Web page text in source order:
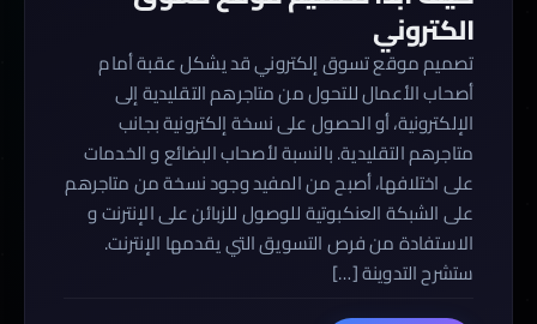
الكتروني
تصميم موقع تسوق إلكتروني قد يشكل عقبة أمام
أصحاب الأعمال للتحول من متاجرهم التقليدية إلى
الإلكترونية، أو الحصول على نسخة إلكترونية بجانب
متاجرهم التقليدية. بالنسبة لأصحاب البضائع و الخدمات
على اختلافها، أصبح من المفيد وجود نسخة من متاجرهم
على الشبكة العنكبوتية للوصول للزبائن على الإنترنت و
الاستفادة من فرص التسويق التي يقدمها الإنترنت.
ستشرح التدوينة […]